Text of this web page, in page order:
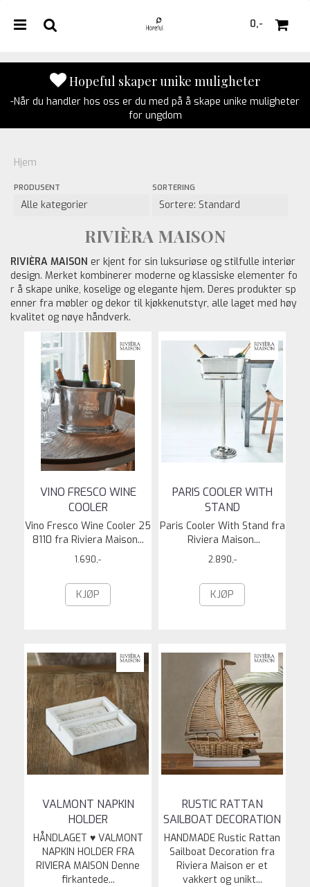
0,-
Hopeful skaper unike muligheter
-Når du handler hos oss er du med på å skape unike muligheter
for ungdom
Hjem
PRODUSENT SORTERING
RIVIÈRA MAISON
RIVIÈRA MAISON er kjent for sin luksuriøse og stilfulle interiør
design. Merket kombinerer moderne og klassiske elementer fo
r å skape unike, koselige og elegante hjem. Deres produkter sp
enner fra møbler og dekor til kjøkkenutstyr, alle laget med høy
kvalitet og nøye håndverk.
VINO FRESCO WINE
COOLER
Vino Fresco Wine Cooler 25
8110 fra Riviera Maison...
1.690,-
KJØP
PARIS COOLER WITH
STAND
Paris Cooler With Stand fra
Riviera Maison...
2.890,-
KJØP
VALMONT NAPKIN
HOLDER
HÅNDLAGET ♥ VALMONT
NAPKIN HOLDER FRA
RIVIERA MAISON Denne
firkantede...
RUSTIC RATTAN
SAILBOAT DECORATION
HANDMADE Rustic Rattan
Sailboat Decoration fra
Riviera Maison er et
vakkert og unikt...